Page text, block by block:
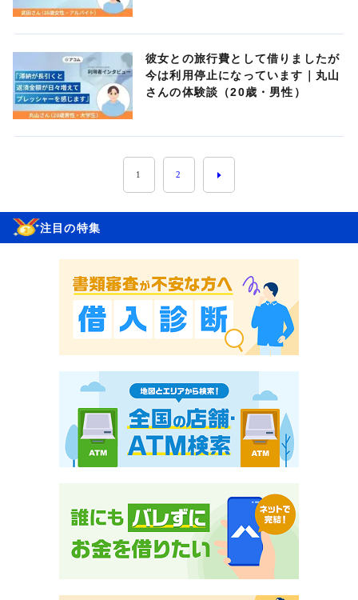
彼女との旅行費として借りましたが
今は利用停止になっています｜丸山
さんの体験談（20歳・男性）
1 2
注目の特集